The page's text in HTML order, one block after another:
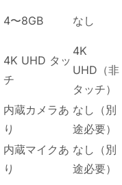
4〜8GB なし
4K UHD タッ
チ
4K
UHD（非
タッチ）
内蔵カメラあ
り
なし（別
途必要）
内蔵マイクあ
り
なし（別
途必要）